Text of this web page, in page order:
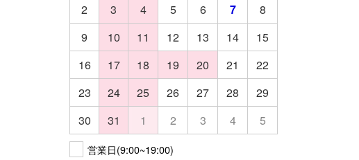
2
3 4 5 6 7
8
9
10 11 12 13 14
15
16
17 18 19 20 21
22
23
24 25 26 27 28
29
30
31 1 2 3 4 5
営業日(9:00~19:00)